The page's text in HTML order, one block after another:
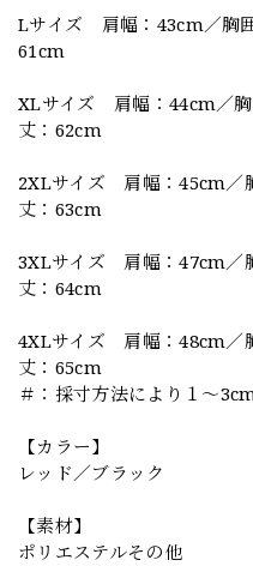
Lサイズ 肩幅：43cm／胸
61cm
XLサイズ 肩幅：44cm／
丈：62cm
2XLサイズ 肩幅：45cm／
丈：63cm
3XLサイズ 肩幅：47cm／
丈：64cm
4XLサイズ 肩幅：48cm／
丈：65cm
＃：採寸方法により１～
【カラー】
レッド／ブラック
【素材】
ポリエステルその他